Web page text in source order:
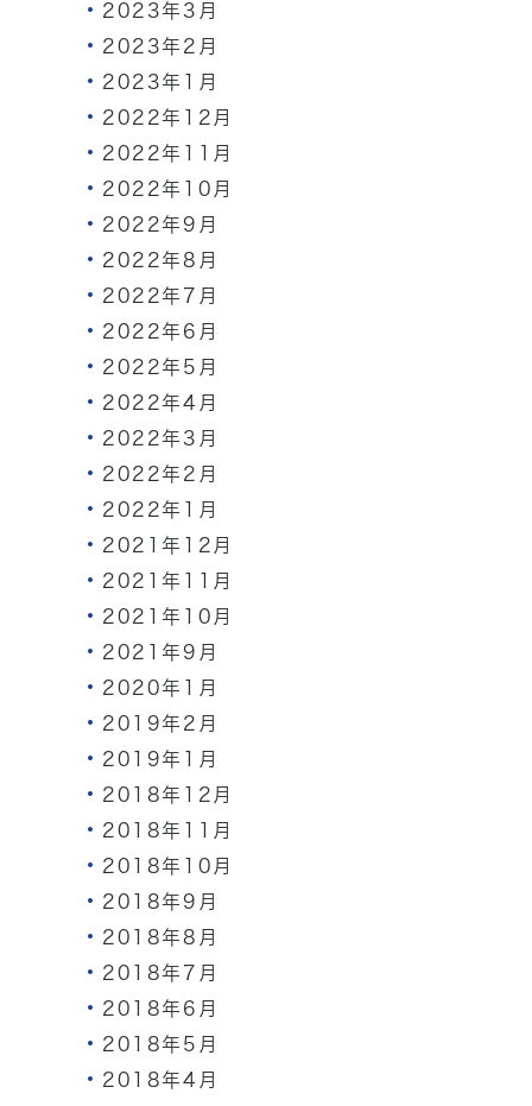
2023年3月
2023年2月
2023年1月
2022年12月
2022年11月
2022年10月
2022年9月
2022年8月
2022年7月
2022年6月
2022年5月
2022年4月
2022年3月
2022年2月
2022年1月
2021年12月
2021年11月
2021年10月
2021年9月
2020年1月
2019年2月
2019年1月
2018年12月
2018年11月
2018年10月
2018年9月
2018年8月
2018年7月
2018年6月
2018年5月
2018年4月